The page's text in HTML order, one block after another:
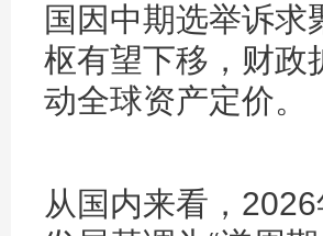
国因中期选举诉
枢有望下移，财政
动全球资产定价。
从国内来看，